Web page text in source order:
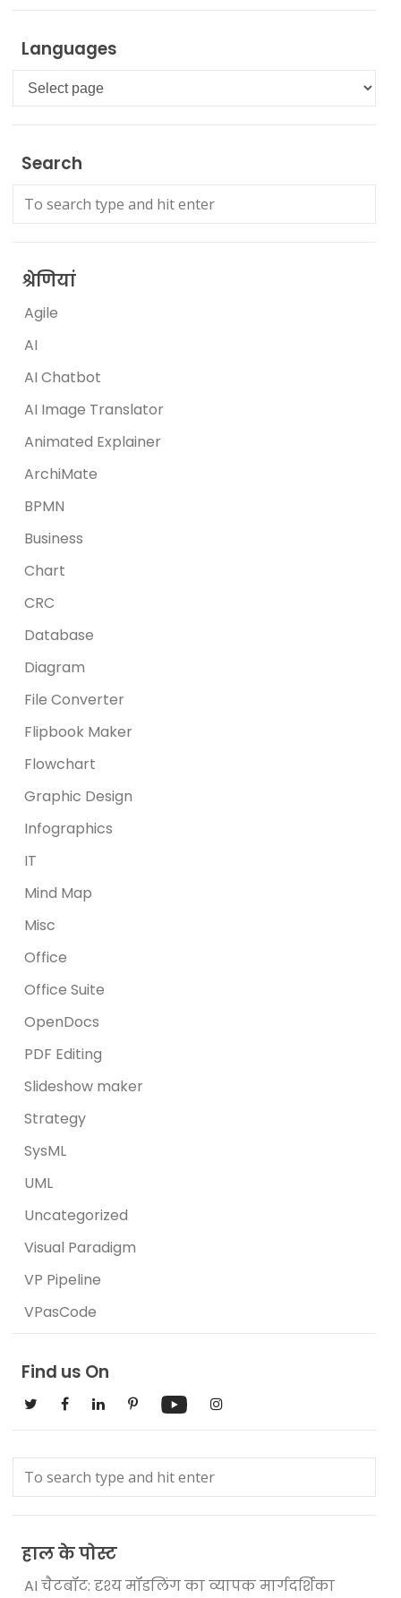
Languages
Languages
Search
श्रेणियां
Agile
AI
AI Chatbot
AI Image Translator
Animated Explainer
ArchiMate
BPMN
Business
Chart
CRC
Database
Diagram
File Converter
Flipbook Maker
Flowchart
Graphic Design
Infographics
IT
Mind Map
Misc
Office
Office Suite
OpenDocs
PDF Editing
Slideshow maker
Strategy
SysML
UML
Uncategorized
Visual Paradigm
VP Pipeline
VPasCode
Find us On
हाल के पोस्ट
AI चैटबॉट: दृश्य मॉडलिंग का व्यापक मार्गदर्शिका